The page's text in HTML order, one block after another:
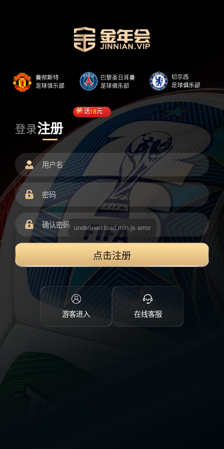
登录注册
送18元
点击注册
游客进入 在线客服